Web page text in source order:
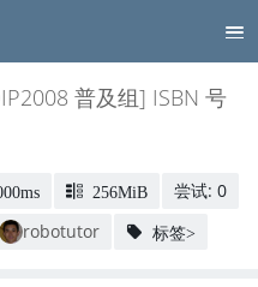
普及组] ISBN 号
256MiB
尝试: 0
robotutor 标签>